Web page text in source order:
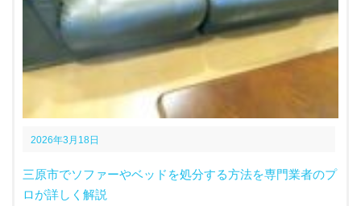
2026年3月18日
三原市でソファーやベッドを処分する方法を専門業者のプ
ロが詳しく解説